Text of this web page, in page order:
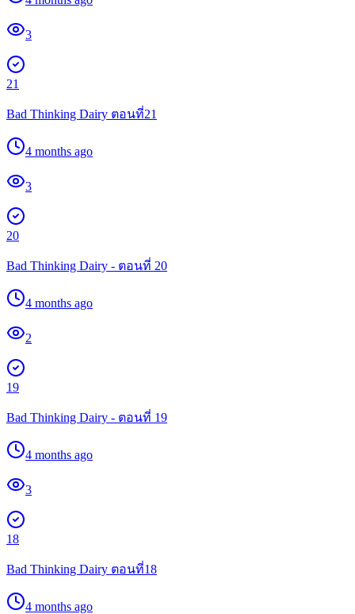
3
21
Bad Thinking Dairy ตอนที่21
4 months ago
3
20
Bad Thinking Dairy - ตอนที่ 20
4 months ago
2
19
Bad Thinking Dairy - ตอนที่ 19
4 months ago
3
18
Bad Thinking Dairy ตอนที่18
4 months ago